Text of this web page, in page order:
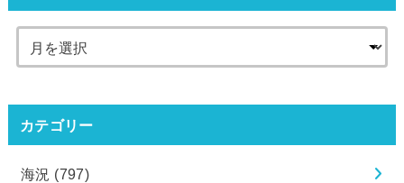
カテゴリー
海況 (797)